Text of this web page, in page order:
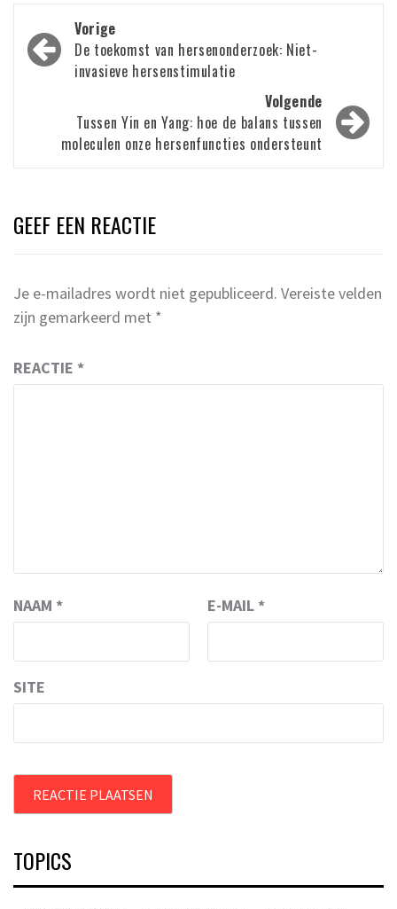
Bericht
navigatie
Vorige
De toekomst van hersenonderzoek: Niet-
invasieve hersenstimulatie
Volgende
Tussen Yin en Yang: hoe de balans tussen
moleculen onze hersenfuncties ondersteunt
GEEF EEN REACTIE
Je e-mailadres wordt niet gepubliceerd. Vereiste velden
zijn gemarkeerd met *
REACTIE *
NAAM * E-MAIL *
SITE
TOPICS